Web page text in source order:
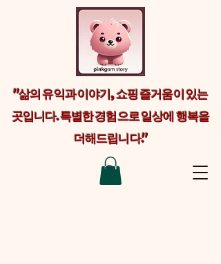
"삶의 유익과 이야기, 쇼핑 즐거움이 있는
곳입니다. 특별한 경험으로 일상에 행복을
더해드립니다."